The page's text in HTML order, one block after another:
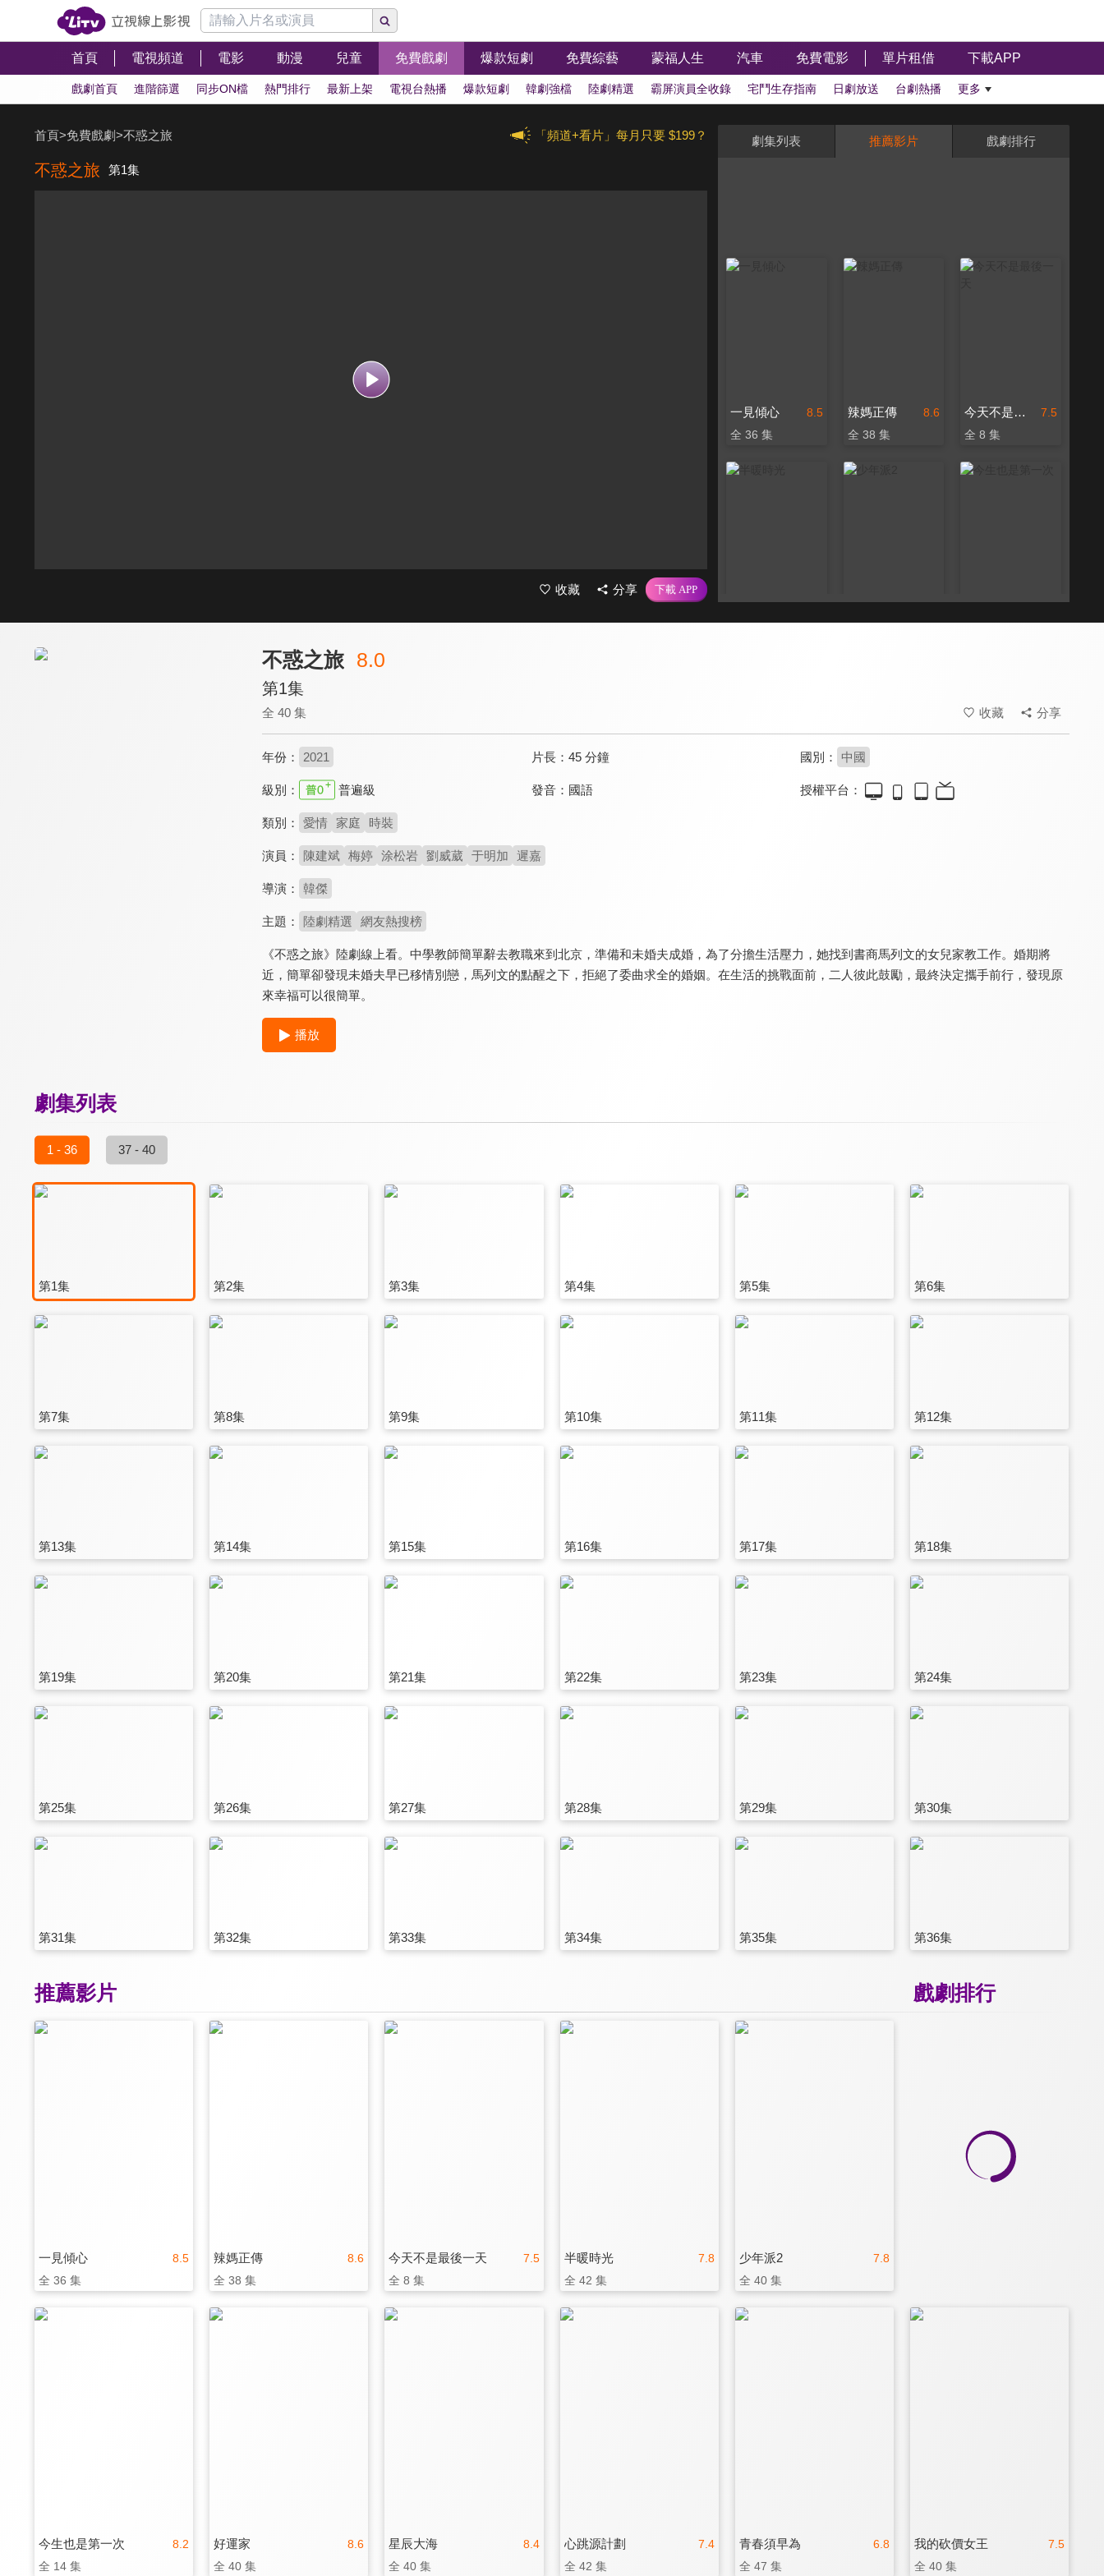
首頁 電視頻道 電影 動漫 兒童 免費戲劇 爆款短劇 免費綜藝 蒙福人生 汽車 免費電影 單片租借 下載APP
戲劇首頁 進階篩選 同步ON檔 熱門排行 最新上架 電視台熱播 爆款短劇 韓劇強檔 陸劇精選 霸屏演員全收錄 宅鬥生存指南 日劇放送 台劇熱播 更多
「頻道+看片」每月只要 $199？
首頁>免費戲劇>不惑之旅
不惑之旅 第1集
收藏 分享
劇集列表 推薦影片 戲劇排行
8.5
一見傾心
全 36 集
8.6
辣媽正傳
全 38 集
7.5
今天不是最後一天
全 8 集
不惑之旅 8.0
第1集
全 40 集 收藏 分享
年份： 2021 片長： 45 分鐘 國別： 中國
級別： 普遍級 發音： 國語 授權平台：
類別： 愛情 家庭 時裝
演員： 陳建斌 梅婷 涂松岩 劉威葳 于明加 遲嘉
導演： 韓傑
主題： 陸劇精選 網友熱搜榜
《不惑之旅》陸劇線上看。中學教師簡單辭去教職來到北京，準備和未婚夫成婚，為了分擔生活壓力，她找到書商馬列文的女兒家教工作。婚期將
近，簡單卻發現未婚夫早已移情別戀，馬列文的點醒之下，拒絕了委曲求全的婚姻。在生活的挑戰面前，二人彼此鼓勵，最終決定攜手前行，發現原
來幸福可以很簡單。
播放
劇集列表
1 - 36 37 - 40
第1集 第2集 第3集 第4集 第5集 第6集
第7集 第8集 第9集 第10集 第11集 第12集
第13集 第14集 第15集 第16集 第17集 第18集
第19集 第20集 第21集 第22集 第23集 第24集
第25集 第26集 第27集 第28集 第29集 第30集
第31集 第32集 第33集 第34集 第35集 第36集
戲劇排行
推薦影片
8.5
一見傾心
全 36 集
8.6
辣媽正傳
全 38 集
7.5
今天不是最後一天
全 8 集
7.8
半暖時光
全 42 集
7.8
少年派2
全 40 集
8.2
今生也是第一次
全 14 集
8.6
好運家
全 40 集
8.4
星辰大海
全 40 集
7.4
心跳源計劃
全 42 集
6.8
青春須早為
全 47 集
7.5
我的砍價女王
全 40 集